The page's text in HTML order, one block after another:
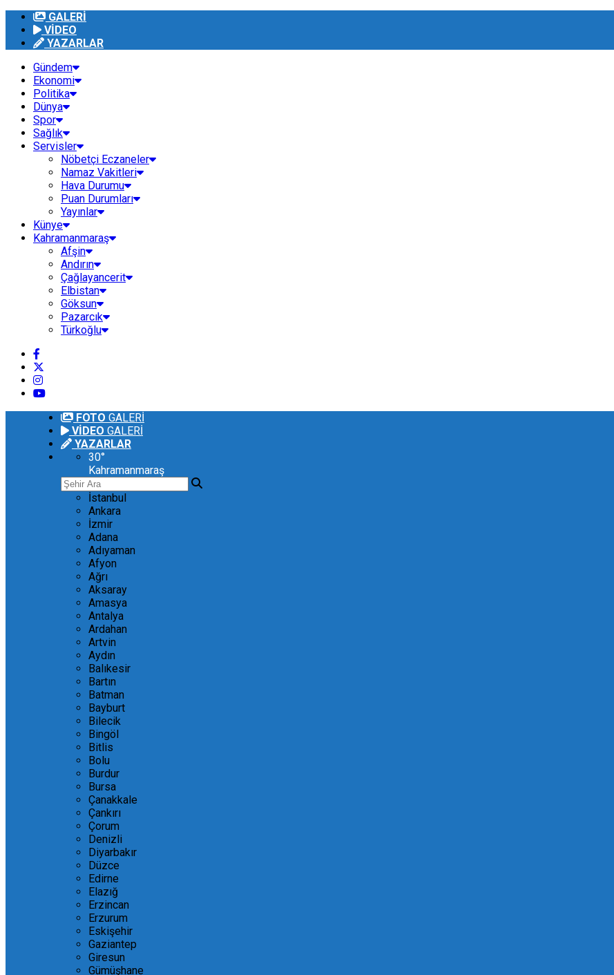
GALERİ
VİDEO
YAZARLAR
Gündem
Ekonomi
Politika
Dünya
Spor
Sağlık
Servisler
Nöbetçi Eczaneler
Namaz Vakitleri
Hava Durumu
Puan Durumları
Yayınlar
Künye
Kahramanmaraş
Afşin
Andırın
Çağlayancerit
Elbistan
Göksun
Pazarcık
Türkoğlu
FOTO GALERİ
VİDEO GALERİ
YAZARLAR
30°
Kahramanmaraş
İstanbul
Ankara
İzmir
Adana
Adıyaman
Afyon
Ağrı
Aksaray
Amasya
Antalya
Ardahan
Artvin
Aydın
Balıkesir
Bartın
Batman
Bayburt
Bilecik
Bingöl
Bitlis
Bolu
Burdur
Bursa
Çanakkale
Çankırı
Çorum
Denizli
Diyarbakır
Düzce
Edirne
Elazığ
Erzincan
Erzurum
Eskişehir
Gaziantep
Giresun
Gümüşhane